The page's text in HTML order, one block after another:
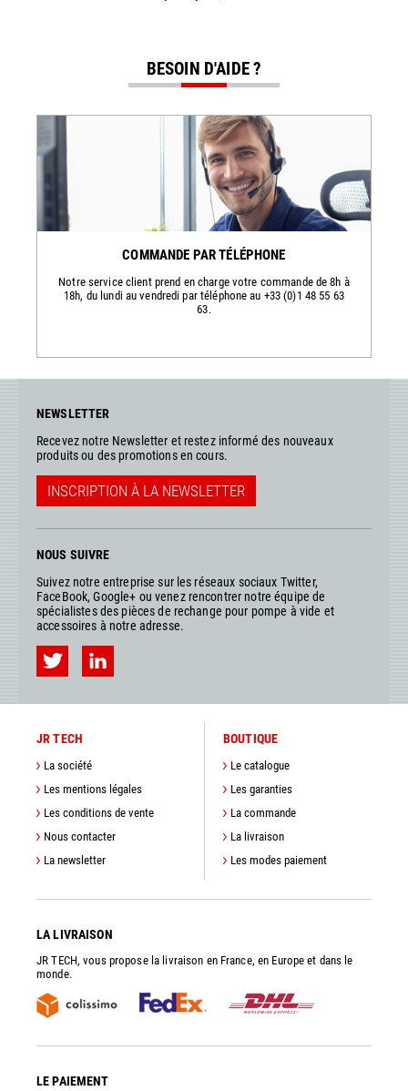
BESOIN D'AIDE ?
COMMANDE PAR TÉLÉPHONE
Notre service client prend en charge votre commande de 8h à
18h, du lundi au vendredi par téléphone au +33 (0)1 48 55 63
63.
NEWSLETTER
Recevez notre Newsletter et restez informé des nouveaux
produits ou des promotions en cours.
INSCRIPTION À LA NEWSLETTER
NOUS SUIVRE
Suivez notre entreprise sur les réseaux sociaux Twitter,
FaceBook, Google+ ou venez rencontrer notre équipe de
spécialistes des pièces de rechange pour pompe à vide et
accessoires à notre adresse.
JR TECH
La société
Les mentions légales
Les conditions de vente
Nous contacter
La newsletter
BOUTIQUE
Le catalogue
Les garanties
La commande
La livraison
Les modes paiement
LA LIVRAISON
JR TECH, vous propose la livraison en France, en Europe et dans le
monde.
LE PAIEMENT